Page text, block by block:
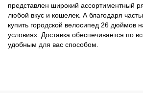
представлен широкий ассортиментный
любой вкус и кошелек. А благодаря
купить городской велосипед 26 дюймов
условиях. Доставка обеспечивается по
удобным для вас способом.